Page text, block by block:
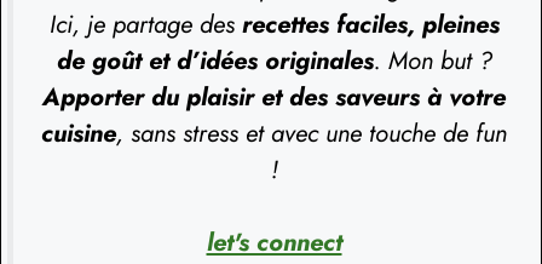
Ici, je partage des recettes faciles, pleines
de goût et d’idées originales. Mon but ?
Apporter du plaisir et des saveurs à votre
cuisine, sans stress et avec une touche de fun
!
let's connect